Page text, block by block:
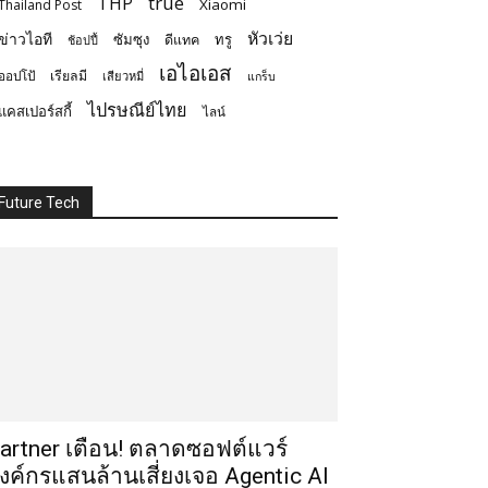
Post Xiaomi
าวไอที ช้อปปี้ ซัมซุง ดีแทค ทรู หัวเว่ย
อปโป้ เรียลมี เสียวหมี่ เอไอเอส แกร็บ
คสเปอร์สกี้ ไปรษณีย์ไทย ไลน์
Tech
เตือน! ตลาดซอฟต์แวร์
ค์กรแสนล้านเสี่ยงเจอ Agentic AI